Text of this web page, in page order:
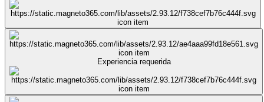
Experiencia requerida